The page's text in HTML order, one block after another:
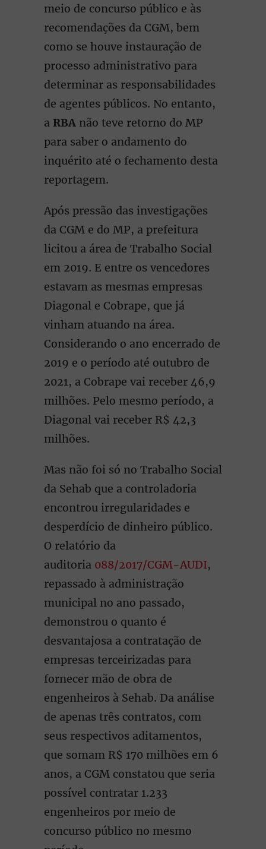
meio de concurso público e às
recomendações da CGM, bem
como se houve instauração de
processo administrativo para
determinar as responsabilidades
de agentes públicos. No entanto,
a RBA não teve retorno do MP
para saber o andamento do
inquérito até o fechamento desta
reportagem.
Após pressão das investigações
da CGM e do MP, a prefeitura
licitou a área de Trabalho Social
em 2019. E entre os vencedores
estavam as mesmas empresas
Diagonal e Cobrape, que já
vinham atuando na área.
Considerando o ano encerrado de
2019 e o período até outubro de
2021, a Cobrape vai receber 46,9
milhões. Pelo mesmo período, a
Diagonal vai receber R$ 42,3
milhões.
Mas não foi só no Trabalho Social
da Sehab que a controladoria
encontrou irregularidades e
desperdício de dinheiro público.
O relatório da
auditoria 088/2017/CGM-AUDI,
repassado à administração
municipal no ano passado,
demonstrou o quanto é
desvantajosa a contratação de
empresas terceirizadas para
fornecer mão de obra de
engenheiros à Sehab. Da análise
de apenas três contratos, com
seus respectivos aditamentos,
que somam R$ 170 milhões em 6
anos, a CGM constatou que seria
possível contratar 1.233
engenheiros por meio de
concurso público no mesmo